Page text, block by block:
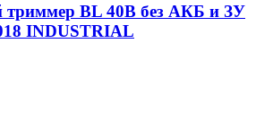
BL 40В без АКБ и ЗУ
INDUSTRIAL